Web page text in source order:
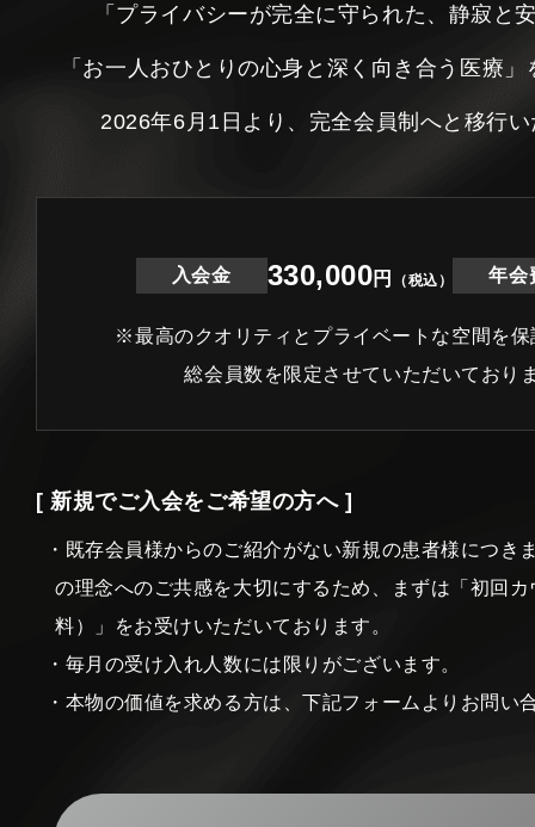
「プライバシーが完全に守られた、静寂と
「お一人おひとりの心身と深く向き合う医療
2026年6月1日より、完全会員制へと移行
入会金 330,000円 （税込） 年会
※最高のクオリティとプライベートな空間を保
総会員数を限定させていただいており
[ 新規でご入会をご希望の方へ ]
・既存会員様からのご紹介がない新規の患者様につき
の理念へのご共感を大切にするため、まずは「初回
料）」をお受けいただいております。
・毎月の受け入れ人数には限りがございます。
・本物の価値を求める方は、下記フォームよりお問い